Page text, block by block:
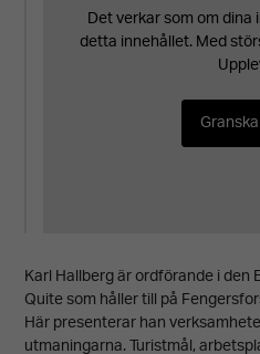
Det verkar som om
detta innehållet. Med
Karl Hallberg är ordförande i
Quite som håller till på
Här presenterar han
utmaningarna. Turistmål,